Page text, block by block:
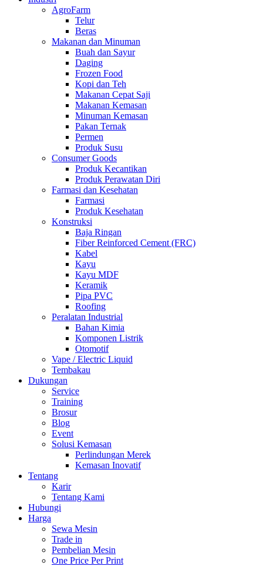
AgroFarm
Telur
Beras
Makanan dan Minuman
Buah dan Sayur
Daging
Frozen Food
Kopi dan Teh
Makanan Cepat Saji
Makanan Kemasan
Minuman Kemasan
Pakan Ternak
Permen
Produk Susu
Consumer Goods
Produk Kecantikan
Produk Perawatan Diri
Farmasi dan Kesehatan
Farmasi
Produk Kesehatan
Konstruksi
Baja Ringan
Fiber Reinforced Cement (FRC)
Kabel
Kayu
Kayu MDF
Keramik
Pipa PVC
Roofing
Peralatan Industrial
Bahan Kimia
Komponen Listrik
Otomotif
Vape / Electric Liquid
Tembakau
Dukungan
Service
Training
Brosur
Blog
Event
Solusi Kemasan
Perlindungan Merek
Kemasan Inovatif
Tentang
Karir
Tentang Kami
Hubungi
Harga
Sewa Mesin
Trade in
Pembelian Mesin
One Price Per Print